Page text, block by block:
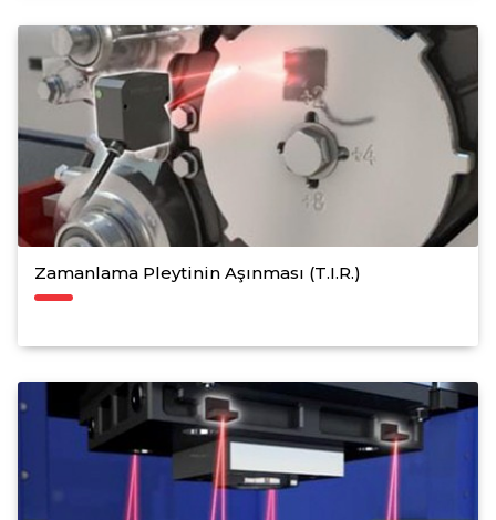
Zamanlama Pleytinin Aşınması (T.I.R.)